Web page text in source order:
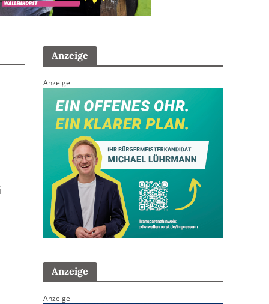
Anzeige
Anzeige
Anzeige
Anzeige